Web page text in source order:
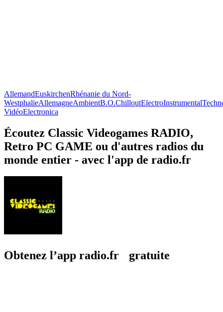
AllemandEuskirchenRhénanie du Nord-
WestphalieAllemagneAmbientB.O.ChilloutElectroInstrumental
VidéoElectronica
Écoutez Classic Videogames RADIO,
Retro PC GAME ou d'autres radios du
monde entier - avec l'app de radio.fr
Obtenez l’app radio.fr gratuite